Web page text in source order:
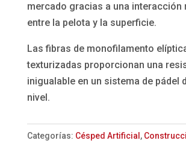
mercado gracias a una interacción
entre la pelota y la superficie.
Las fibras de monofilamento
texturizadas proporcionan una
inigualable en un sistema de pádel
nivel.
Categorías: Césped Artificial ,